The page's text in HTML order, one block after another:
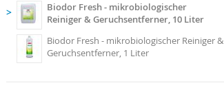
>
Biodor Fresh - mikrobiologischer
Reiniger & Geruchsentferner, 10 Liter
Biodor Fresh - mikrobiologischer Reiniger &
Geruchsentferner, 1 Liter